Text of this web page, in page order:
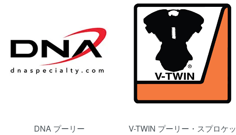
DNA プーリー
V-TWIN プーリー・スプロケッ